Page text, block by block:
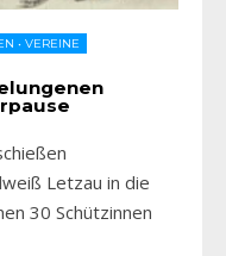
• VEREINE
Letzau in die
30 Schützinnen